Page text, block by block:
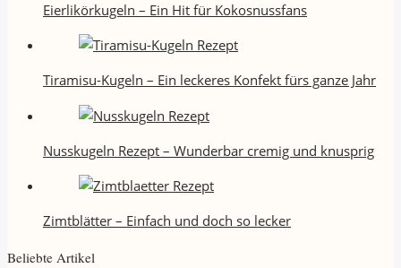
Eierlikörkugeln – Ein Hit für Kokosnussfans
Tiramisu-Kugeln – Ein leckeres Konfekt fürs ganze Jahr
Nusskugeln Rezept – Wunderbar cremig und knusprig
Zimtblätter – Einfach und doch so lecker
Beliebte Artikel